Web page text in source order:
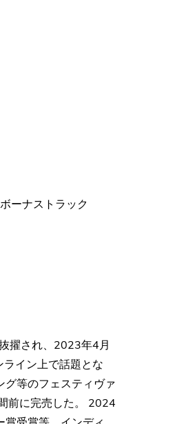
ーナストラック
擢され、2023年4月
イン上で話題とな
グ等のフェスティヴァ
前に完売した。 2024